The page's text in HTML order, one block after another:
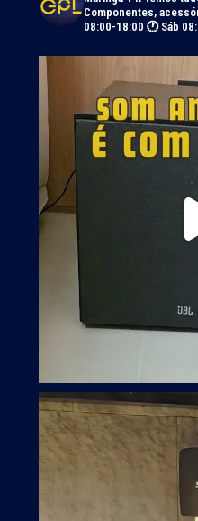
Componentes,
08:00-18:00 🕐 Sáb